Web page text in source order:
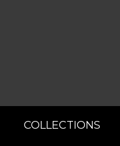
COLLECTIONS